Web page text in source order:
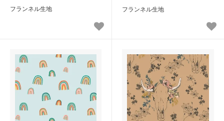
フランネル生地 フランネル生地